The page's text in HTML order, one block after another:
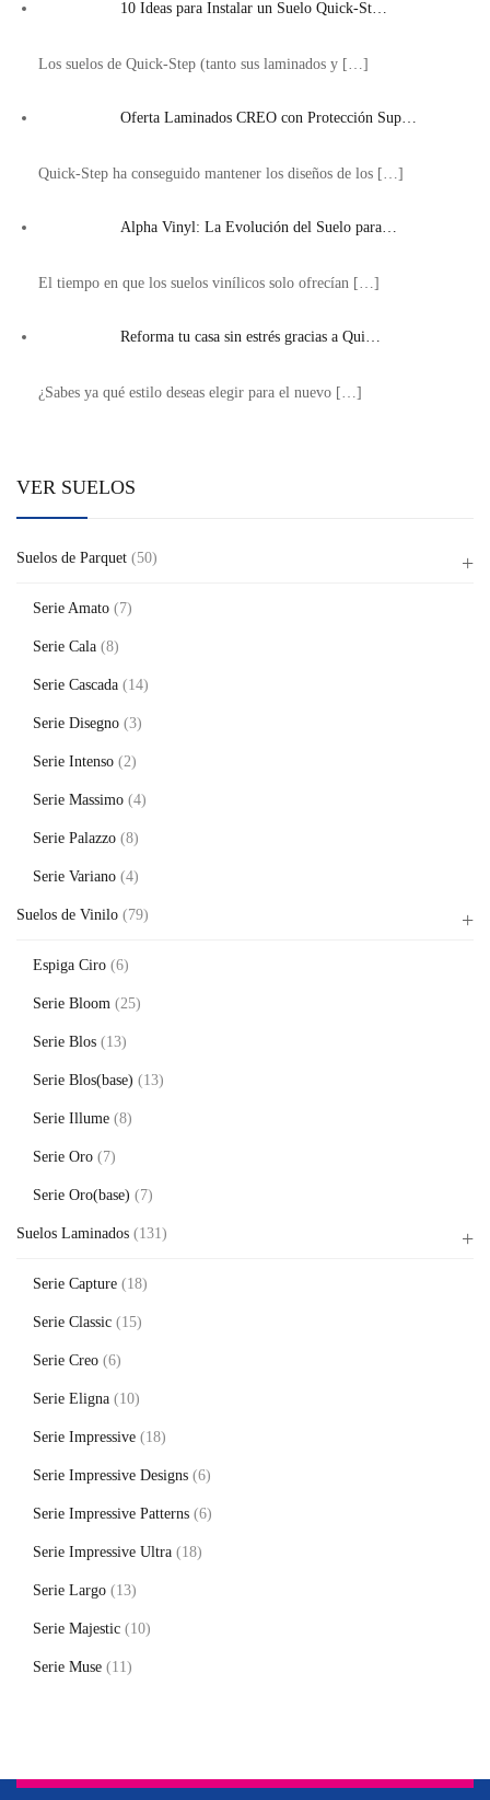
10 Ideas para Instalar un Suelo Quick-St…
Los suelos de Quick-Step (tanto sus laminados y […]
Oferta Laminados CREO con Protección Sup…
Quick-Step ha conseguido mantener los diseños de los […]
Alpha Vinyl: La Evolución del Suelo para…
El tiempo en que los suelos vinílicos solo ofrecían […]
Reforma tu casa sin estrés gracias a Qui…
¿Sabes ya qué estilo deseas elegir para el nuevo […]
VER SUELOS
Suelos de Parquet (50)
Serie Amato (7)
Serie Cala (8)
Serie Cascada (14)
Serie Disegno (3)
Serie Intenso (2)
Serie Massimo (4)
Serie Palazzo (8)
Serie Variano (4)
Suelos de Vinilo (79)
Espiga Ciro (6)
Serie Bloom (25)
Serie Blos (13)
Serie Blos(base) (13)
Serie Illume (8)
Serie Oro (7)
Serie Oro(base) (7)
Suelos Laminados (131)
Serie Capture (18)
Serie Classic (15)
Serie Creo (6)
Serie Eligna (10)
Serie Impressive (18)
Serie Impressive Designs (6)
Serie Impressive Patterns (6)
Serie Impressive Ultra (18)
Serie Largo (13)
Serie Majestic (10)
Serie Muse (11)